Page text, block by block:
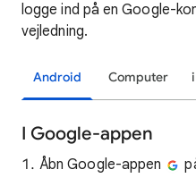
logge ind på en Google-
vejledning.
Android Computer
I Google-appen
Åbn Google-appen